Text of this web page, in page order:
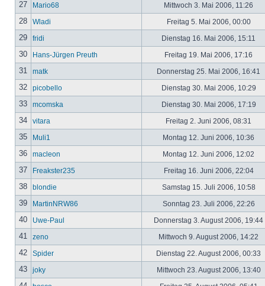
27 Mario68 Mittwoch 3. Mai 2006, 11:26
28 Wladi Freitag 5. Mai 2006, 00:00
29 fridi Dienstag 16. Mai 2006, 15:11
30 Hans-Jürgen Preuth Freitag 19. Mai 2006, 17:16
31 matk Donnerstag 25. Mai 2006, 16:41
32 picobello Dienstag 30. Mai 2006, 10:29
33 mcomska Dienstag 30. Mai 2006, 17:19
34 vitara Freitag 2. Juni 2006, 08:31
35 Muli1 Montag 12. Juni 2006, 10:36
36 macleon Montag 12. Juni 2006, 12:02
37 Freakster235 Freitag 16. Juni 2006, 22:04
38 blondie Samstag 15. Juli 2006, 10:58
39 MartinNRW86 Sonntag 23. Juli 2006, 22:26
40 Uwe-Paul Donnerstag 3. August 2006, 19:44
41 zeno Mittwoch 9. August 2006, 14:22
42 Spider Dienstag 22. August 2006, 00:33
43 joky Mittwoch 23. August 2006, 13:40